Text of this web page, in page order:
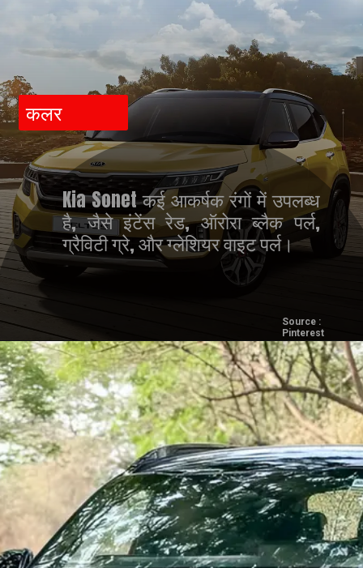
Kia Sonet कई आकर्षक रंगों में उपलब्ध
है, जैसे इंटेंस रेड, ऑरोरा ब्लैक पर्ल,
ग्रैविटी ग्रे, और ग्लेशियर वाइट पर्ल।
कलर
Source :
Pinterest